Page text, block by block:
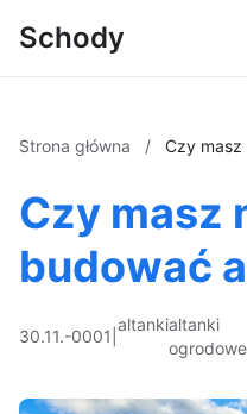
Schody
Strona główna / Czy
Czy masz
budować
30.11.-0001
altankialtanki
ogrodowe